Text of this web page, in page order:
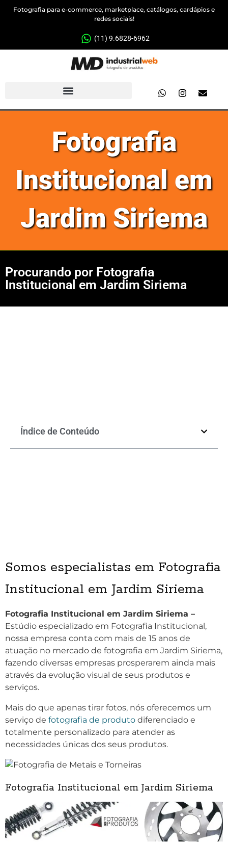
Fotografia para e-commerce, marketplace, catálogos, cardápios e
redes sociais!
(11) 9.6828-6962
Fotografia
Institucional em
Jardim Siriema
Procurando por Fotografia
Institucional em Jardim Siriema
Índice de Conteúdo
Somos especialistas em Fotografia
Institucional em Jardim Siriema
Fotografia Institucional em Jardim Siriema –
Estúdio especializado em Fotografia Institucional,
nossa empresa conta com mais de 15 anos de
atuação no mercado de fotografia em Jardim Siriema,
fazendo diversas empresas prosperarem ainda mais
através da evolução visual de seus produtos e
serviços.
Mais do que apenas tirar fotos, nós oferecemos um
serviço de fotografia de produto diferenciado e
totalmente personalizado para atender as
necessidades únicas dos seus produtos.
Fotografia Institucional em Jardim Siriema